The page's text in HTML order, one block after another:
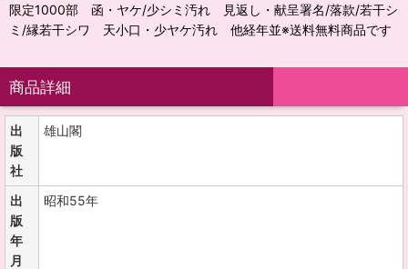
限定1000部 函・ヤケ/少シミ汚れ 見返し・献呈署名/落款/若干シ
ミ/縁若干シワ 天小口・少ヤケ汚れ 他経年並※送料無料商品です
商品詳細
出
版
社
雄山閣
出
版
年
月
昭和55年